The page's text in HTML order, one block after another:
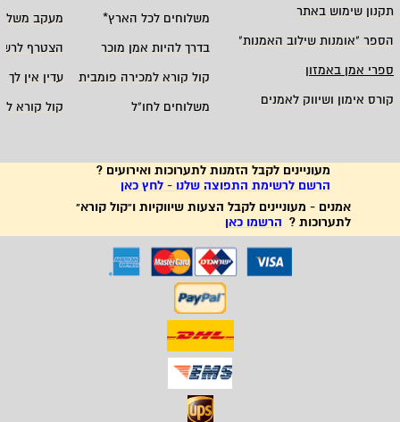
תקנון שימוש באתר
משלוחים לכל הארץ*
מעקב
הספר "אומנות שילוב האמנות" בדרך להיות אמן מוכר
הצטרף
ספרי אמן באמזון
קול קורא למכירה פומבית
עדין אין לך
קורס אימון ושיווק לאמנים
משלוחים לחו"ל קול קורא
מעוניינים לקבל הזמנות לתערוכות ואירועים ?
הרשם לרשימת התפוצה שלנו - לחץ כאן
אמנים - מעוניינים לקבל הצעות שיווקיות ו"קול קורא"
לתערוכות ? הרשמו כאן